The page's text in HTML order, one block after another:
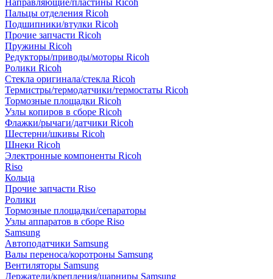
Направляющие/пластины Ricoh
Пальцы отделения Ricoh
Подшипники/втулки Ricoh
Прочие запчасти Ricoh
Пружины Ricoh
Редукторы/приводы/моторы Ricoh
Ролики Ricoh
Стекла оригинала/стекла Ricoh
Термистры/термодатчики/термостаты Ricoh
Тормозные площадки Ricoh
Узлы копиров в сборе Ricoh
Флажки/рычаги/датчики Ricoh
Шестерни/шкивы Ricoh
Шнеки Ricoh
Электронные компоненты Ricoh
Riso
Кольца
Прочие запчасти Riso
Ролики
Тормозные площадки/сепараторы
Узлы аппаратов в сборе Riso
Samsung
Автоподатчики Samsung
Валы переноса/коротроны Samsung
Вентиляторы Samsung
Держатели/крепления/шарниры Samsung